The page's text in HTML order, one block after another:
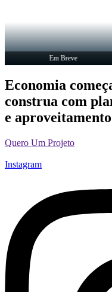
Em Breve
Economia
construa com
e
Quero Um Projeto
Instagram